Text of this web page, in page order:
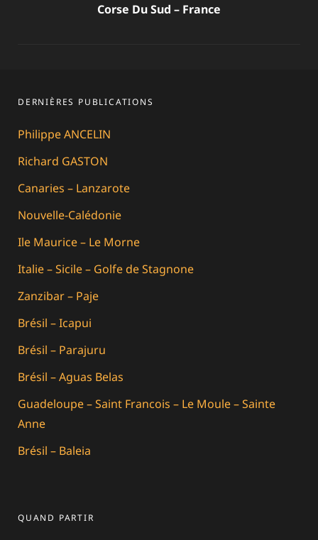
Corse Du Sud – France
DERNIÈRES PUBLICATIONS
Philippe ANCELIN
Richard GASTON
Canaries – Lanzarote
Nouvelle-Calédonie
Ile Maurice – Le Morne
Italie – Sicile – Golfe de Stagnone
Zanzibar – Paje
Brésil – Icapui
Brésil – Parajuru
Brésil – Aguas Belas
Guadeloupe – Saint Francois – Le Moule – Sainte
Anne
Brésil – Baleia
QUAND PARTIR